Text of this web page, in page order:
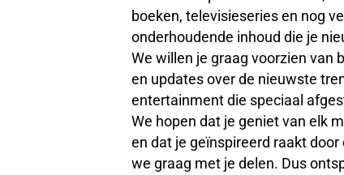
boeken, televisieseries en nog
onderhoudende inhoud die je
We willen je graag voorzien van
en updates over de nieuwste
entertainment die speciaal
We hopen dat je geniet van elk
en dat je geïnspireerd raakt
we graag met je delen. Dus